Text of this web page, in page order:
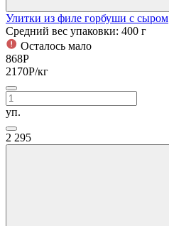
Улитки из филе горбуши с сыром
Средний вес упаковки: 400 г
Осталось мало
868Р
2170Р/кг
уп.
2 295